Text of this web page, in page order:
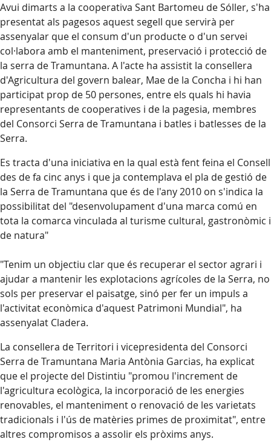
Avui dimarts a la cooperativa Sant Bartomeu de Sóller, s'ha
presentat als pagesos aquest segell que servirà per
assenyalar que el consum d'un producte o d'un servei
col·labora amb el manteniment, preservació i protecció de
la serra de Tramuntana. A l'acte ha assistit la consellera
d'Agricultura del govern balear, Mae de la Concha i hi han
participat prop de 50 persones, entre els quals hi havia
representants de cooperatives i de la pagesia, membres
del Consorci Serra de Tramuntana i batles i batlesses de la
Serra.
Es tracta d'una iniciativa en la qual està fent feina el Consell
des de fa cinc anys i que ja contemplava el pla de gestió de
la Serra de Tramuntana que és de l'any 2010 on s'indica la
possibilitat del "desenvolupament d'una marca comú en
tota la comarca vinculada al turisme cultural, gastronòmic i
de natura"
"Tenim un objectiu clar que és recuperar el sector agrari i
ajudar a mantenir les explotacions agrícoles de la Serra, no
sols per preservar el paisatge, sinó per fer un impuls a
l'activitat econòmica d'aquest Patrimoni Mundial", ha
assenyalat Cladera.
La consellera de Territori i vicepresidenta del Consorci
Serra de Tramuntana Maria Antònia Garcias, ha explicat
que el projecte del Distintiu "promou l'increment de
l'agricultura ecològica, la incorporació de les energies
renovables, el manteniment o renovació de les varietats
tradicionals i l'ús de matèries primes de proximitat", entre
altres compromisos a assolir els pròxims anys.